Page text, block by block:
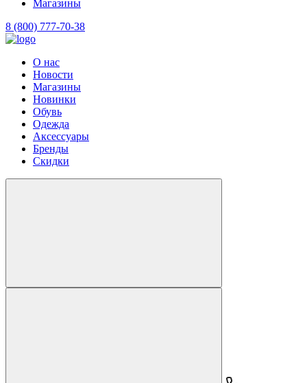
Магазины
8 (800) 777-70-38
О нас
Новости
Магазины
Новинки
Обувь
Одежда
Аксессуары
Бренды
Скидки